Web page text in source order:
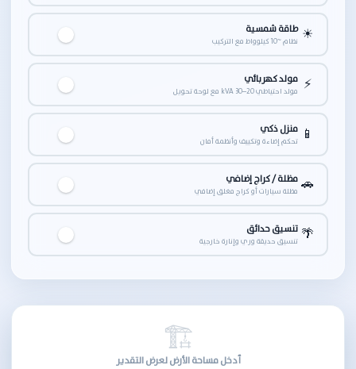
☀ طاقة شمسية
نظام ~10 كيلوواط مع التركيب
⚡ مولد كهربائي
مولد احتياطي 20–30 kVA مع لوحة تحويل
📱 منزل ذكي
تحكم إضاءة وتكييف وأنظمة أمان
🚗 مظلة / كراج إضافي
مظلة سيارات أو كراج مغلق إضافي
🌴 تنسيق حدائق
تنسيق حديقة وري وإنارة خارجية
🏗
أدخل مساحة الأرض لعرض التقدير